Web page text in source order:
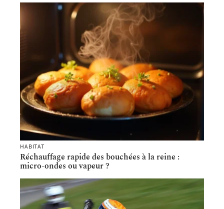
HABITAT
Réchauffage rapide des bouchées à la reine :
micro-ondes ou vapeur ?